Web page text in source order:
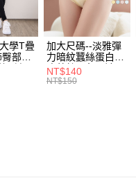
學T疊
部下
/遮臀
Q155
加大尺碼--淡雅彈
力暗紋蠶絲蛋白無
痕蕾絲三角內褲
(白.粉.藍.黃XL-
NT$140
NT$150